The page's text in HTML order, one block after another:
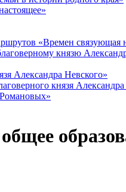
«Времен связующая
князю
Александра Невского»
князя